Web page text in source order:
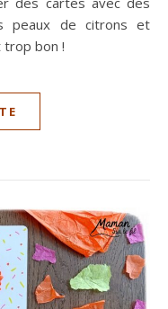
peaux de citrons et
trop bon !